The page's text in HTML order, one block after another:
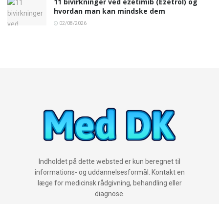
11 bivirkninger ved ezetimib (Ezetrol) og
hvordan man kan mindske dem
02/08/2026
Indholdet på dette websted er kun beregnet til
informations- og uddannelsesformål. Kontakt en
læge for medicinsk rådgivning, behandling eller
diagnose.